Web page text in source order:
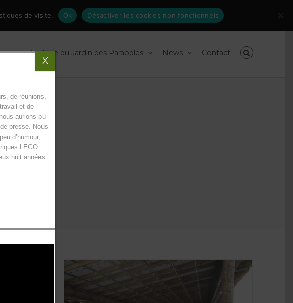
Inscrivez-
vous
à
nos
L’histoire du Jardin des Paraboles News Contact
de réunions,
et de
aurions pu
presse. Nous
d’humour,
LEGO.
huit années
X
de visite. Ok Désactiver les cookies non fonctionnels